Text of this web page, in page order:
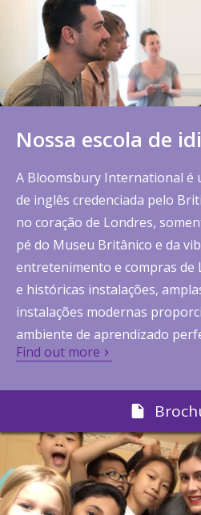
Nossa escola de
A Bloomsbury International é
de inglês credenciada pelo
no coração de Londres,
pé do Museu Britânico e da
entretenimento e compras de
e históricas instalações,
instalações modernas
ambiente de aprendizado
Find out more